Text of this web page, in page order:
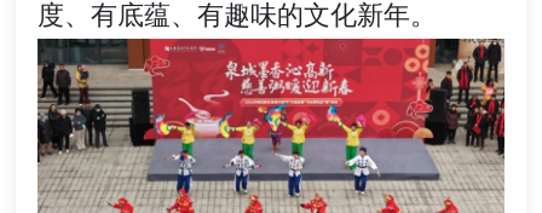
度、有底蕴、有趣味的文化新年。